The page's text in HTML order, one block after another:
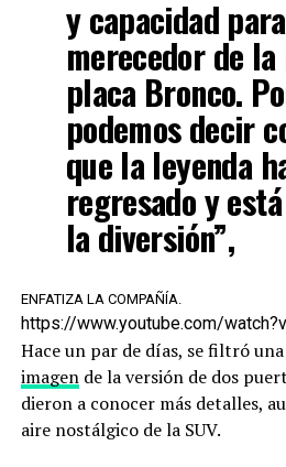
y capacidad
merecedor de
placa Bronco.
podemos decir
que la leyenda
regresado y
la diversión”,
ENFATIZA LA COMPAÑÍA.
https://www.youtube.com/
Hace un par de días, se filtró una
imagende la versión de dos
dieron a conocer más detalles,
aire nostálgico de la SUV.